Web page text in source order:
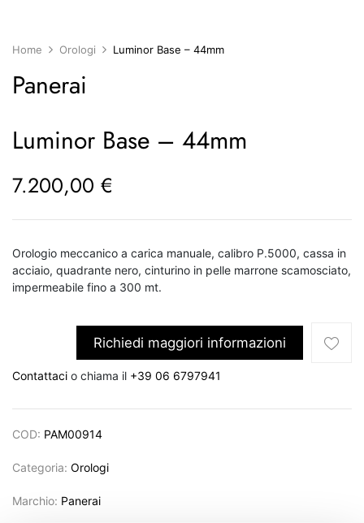
Home Orologi Luminor Base – 44mm
Panerai
Luminor Base – 44mm
7.200,00 €
Orologio meccanico a carica manuale, calibro P.5000, cassa in
acciaio, quadrante nero, cinturino in pelle marrone scamosciato,
impermeabile fino a 300 mt.
Richiedi maggiori informazioni
Contattaci o chiama il +39 06 6797941
COD: PAM00914
Categoria: Orologi
Marchio: Panerai